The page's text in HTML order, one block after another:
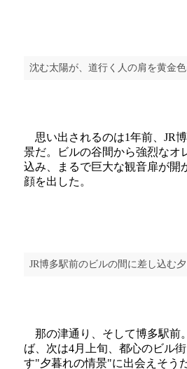
沈む太陽が、道行く人の肩を黄金
思い出されるのは1年前、JR
景だ。ビルの谷間から強烈なオ
込み、まるで巨大な観音扉が開
顔を出した。
JR博多駅前のビルの間に差し込む夕
那の津通り、そして博多駅前
ば、次は4月上旬、都心のビル
す"夕暮れの情景"に出会えそうだ